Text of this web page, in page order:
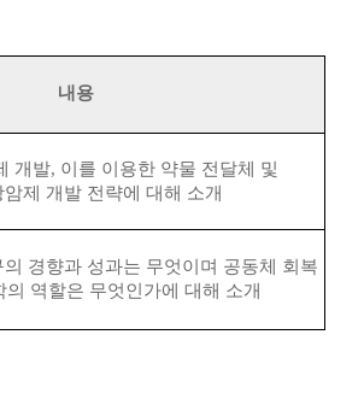
​내용
개발, 이를 이용한 약물 전달체 및
제 개발 전략에 대해 소개
경향과 성과는 무엇이며 공동체 회복
의 역할은 무엇인가에 대해 소개